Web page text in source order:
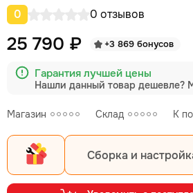
0 0 отзывов
Магазин Склад К
25 790 ₽ +3 869 бонусов
Гарантия лучшей цены
Нашли данный товар дешевле?
Сборка и